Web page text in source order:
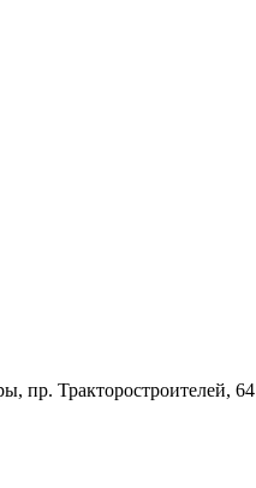
пр. Тракторостроителей, 64